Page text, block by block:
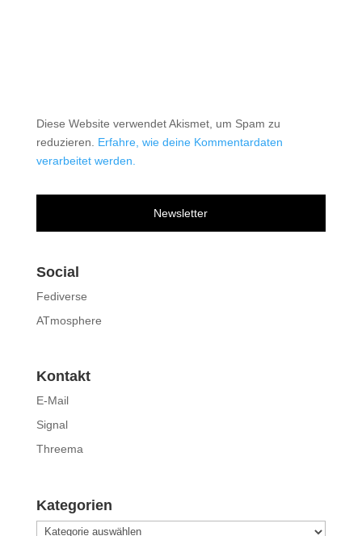
Diese Website verwendet Akismet, um Spam zu
reduzieren. Erfahre, wie deine Kommentardaten
verarbeitet werden.
Newsletter
Social
Fediverse
ATmosphere
Kontakt
E-Mail
Signal
Threema
Kategorien
Kategorien